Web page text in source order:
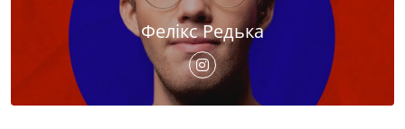
Фелікс Редька